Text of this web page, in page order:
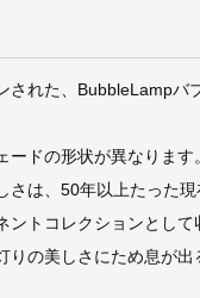
された、BubbleLamp
ドの形状が異なります。
は、50年以上たった現
トコレクションとして
の美しさにため息が出